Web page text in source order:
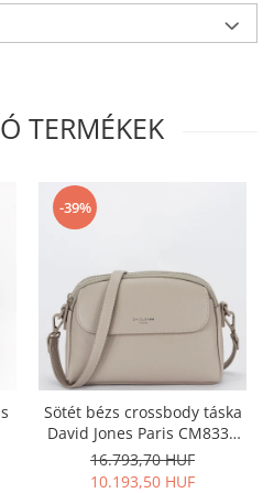
TERMÉKEK
-39%
Sötét bézs crossbody táska
David Jones Paris CM8330
15
16.793,70 HUF
10.193,50 HUF